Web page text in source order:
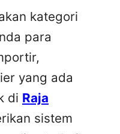
kategori
para
yang ada
di Raja
sistem